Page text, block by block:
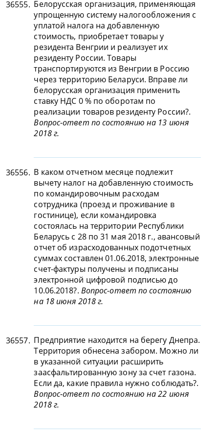
36555. Белорусская организация, применяющая
упрощенную систему налогообложения с
уплатой налога на добавленную
стоимость, приобретает товары у
резидента Венгрии и реализует их
резиденту России. Товары
транспортируются из Венгрии в Россию
через территорию Беларуси. Вправе ли
белорусская организация применить
ставку НДС 0 % по оборотам по
реализации товаров резиденту России?.
Вопрос-ответ по состоянию на 13 июня
2018 г.
36556. В каком отчетном месяце подлежит
вычету налог на добавленную стоимость
по командировочным расходам
сотрудника (проезд и проживание в
гостинице), если командировка
состоялась на территории Республики
Беларусь с 28 по 31 мая 2018 г., авансовый
отчет об израсходованных подотчетных
суммах составлен 01.06.2018, электронные
счет-фактуры получены и подписаны
электронной цифровой подписью до
10.06.2018?. Вопрос-ответ по состоянию
на 18 июня 2018 г.
36557. Предприятие находится на берегу Днепра.
Территория обнесена забором. Можно ли
в указанной ситуации расширить
заасфальтированную зону за счет газона.
Если да, какие правила нужно соблюдать?.
Вопрос-ответ по состоянию на 22 июня
2018 г.